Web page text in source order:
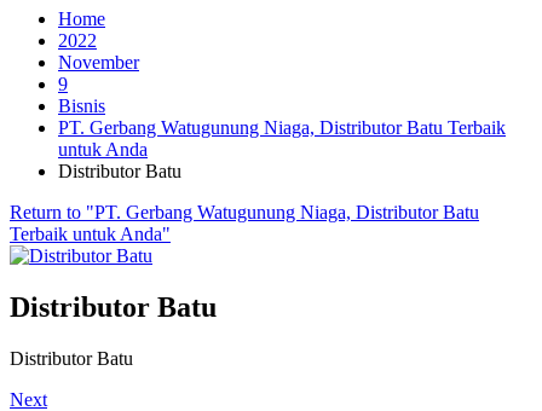
Home
2022
November
9
Bisnis
PT. Gerbang Watugunung Niaga, Distributor Batu Terbaik
untuk Anda
Distributor Batu
Return to "PT. Gerbang Watugunung Niaga, Distributor Batu
Terbaik untuk Anda"
Distributor Batu
Distributor Batu
Next